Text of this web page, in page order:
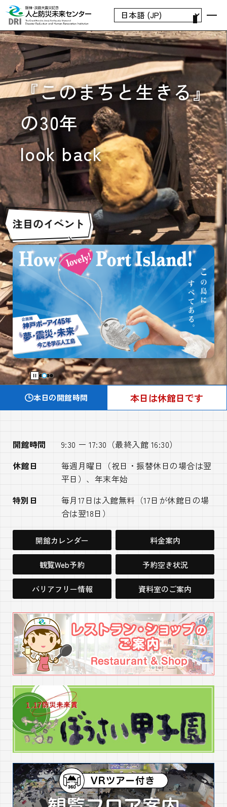
空間再現『震災直後の
まち』
reloading
『このまちと生きる』
の30年
look back
みらい
BOSAI サイエンスフィールド。
最新の防災知識と自然災害に備える力を
養う
1.17は忘れない
忘れない、伝える、活かす、
備える、繋ぐ…
本日の開館時間 本日は休館日です
開館時間
9:30 ー 17:30（最終入館 16:30）
休館日
毎週月曜日（祝日・振替休日の場合は翌
平日）、年末年始
特別日
毎月17日は入館無料（17日が休館日の場
合は翌18日）
開館カレンダー 料金案内
観覧Web予約 予約空き状況
バリアフリー情報 資料室のご案内